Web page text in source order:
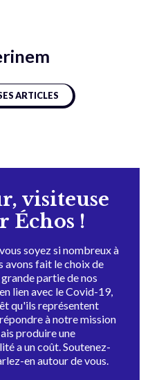
ARTICLES
visiteuse
Échos !
soyez si nombreux à
avons fait le choix de
partie de nos
lien avec le Covid-19,
qu'ils représentent
à notre mission
produire une
a un coût. Soutenez-
en autour de vous.